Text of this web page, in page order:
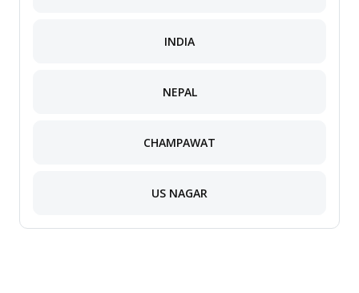
INDIA
NEPAL
CHAMPAWAT
US NAGAR